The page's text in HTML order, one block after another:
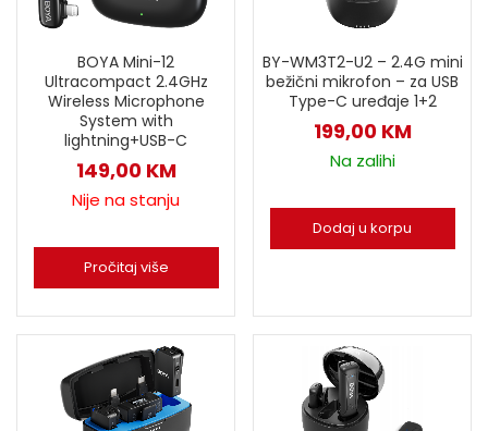
BOYA Mini-12
Ultracompact 2.4GHz
Wireless Microphone
System with
lightning+USB-C
149,00 KM
Nije na stanju
Pročitaj više
BY-WM3T2-U2 – 2.4G mini
bežični mikrofon – za USB
Type-C uređaje 1+2
199,00 KM
Na zalihi
Dodaj u korpu